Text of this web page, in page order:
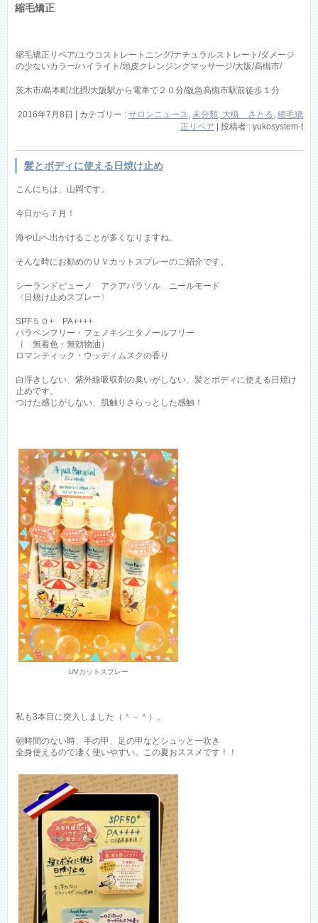
縮毛矯正
縮毛矯正リペア/ユウコストレートニング/ナチュラルストレート/ダメージ
の少ないカラー/ハイライト/頭皮クレンジングマッサージ/大阪/高槻市/
茨木市/島本町/北摂/大阪駅から電車で２０分/阪急高槻市駅前徒歩１分
2016年7月8日 カテゴリー : サロンニュース, 未分類, 大槻 さとる, 縮毛矯
正リペア
投稿者 : yukosystem-t
髪とボディに使える日焼け止め
こんにちは、山岡です。
今日から７月！
海や山へ出かけることが多くなりますね。
そんな時にお勧めのＵＶカットスプレーのご紹介です。
シーランドピューノ アクアパラソル ニールモード
〈日焼け止めスプレー〉
SPF５０+ PA++++
パラベンフリー・フェノキシエタノールフリー
（ 無着色・無効物油）
ロマンティック・ウッディムスクの香り
白浮きしない、紫外線吸収剤の臭いがしない、髪とボディに使える日焼け
止めです。
つけた感じがしない、肌触りさらっとした感触！
UVカットスプレー
私も3本目に突入しました（＾－＾）。
朝時間のない時、手の甲、足の甲などシュッと一吹き
全身使えるので凄く使いやすい。この夏おススメです！！